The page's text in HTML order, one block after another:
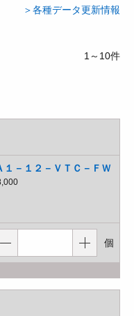
＞各種データ更新情報
1～10件
－１２－ＶＴＣ－ＦＷ
個